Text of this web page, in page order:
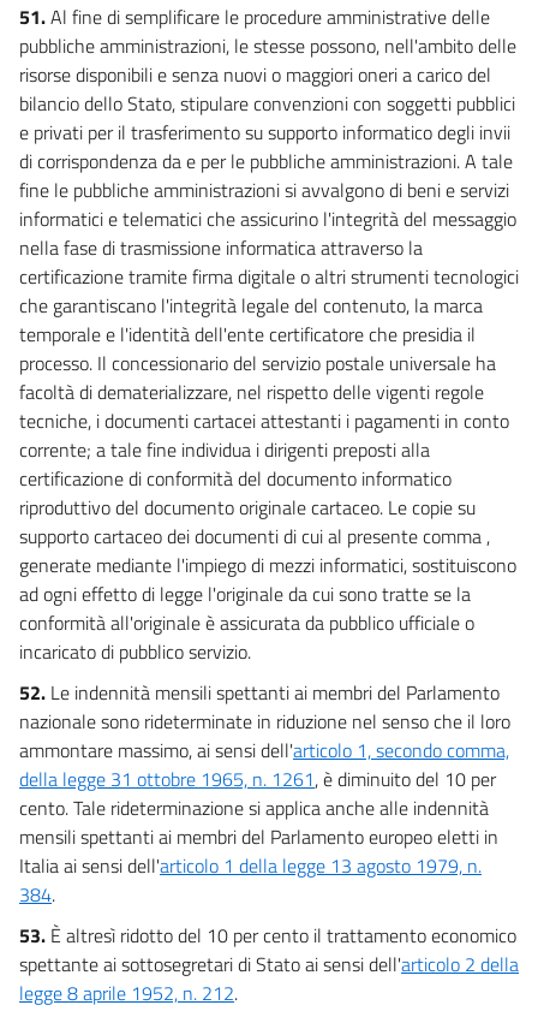
51.Al fine di semplificare le procedure amministrative delle
pubbliche amministrazioni, le stesse possono, nell'ambito delle
risorse disponibili e senza nuovi o maggiori oneri a carico del
bilancio dello Stato, stipulare convenzioni con soggetti pubblici
e privati per il trasferimento su supporto informatico degli invii
di corrispondenza da e per le pubbliche amministrazioni. A tale
fine le pubbliche amministrazioni si avvalgono di beni e servizi
informatici e telematici che assicurino l'integrità del messaggio
nella fase di trasmissione informatica attraverso la
certificazione tramite firma digitale o altri strumenti tecnologici
che garantiscano l'integrità legale del contenuto, la marca
temporale e l'identità dell'ente certificatore che presidia il
processo. Il concessionario del servizio postale universale ha
facoltà di dematerializzare, nel rispetto delle vigenti regole
tecniche, i documenti cartacei attestanti i pagamenti in conto
corrente; a tale fine individua i dirigenti preposti alla
certificazione di conformità del documento informatico
riproduttivo del documento originale cartaceo. Le copie su
supporto cartaceo dei documenti di cui al presente comma ,
generate mediante l'impiego di mezzi informatici, sostituiscono
ad ogni effetto di legge l'originale da cui sono tratte se la
conformità all'originale è assicurata da pubblico ufficiale o
incaricato di pubblico servizio.
52. Le indennità mensili spettanti ai membri del Parlamento
nazionale sono rideterminate in riduzione nel senso che il loro
ammontare massimo, ai sensi dell'articolo 1, secondo comma,
della legge 31 ottobre 1965, n. 1261, è diminuito del 10 per
cento. Tale rideterminazione si applica anche alle indennità
mensili spettanti ai membri del Parlamento europeo eletti in
Italia ai sensi dell'articolo 1 della legge 13 agosto 1979, n.
384.
53. È altresì ridotto del 10 per cento il trattamento economico
spettante ai sottosegretari di Stato ai sensi dell'articolo 2 della
legge 8 aprile 1952, n. 212.